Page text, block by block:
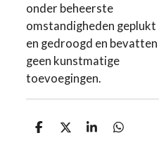
onder beheerste
omstandigheden geplukt
en gedroogd en bevatten
geen kunstmatige
toevoegingen.
D
D
S
D